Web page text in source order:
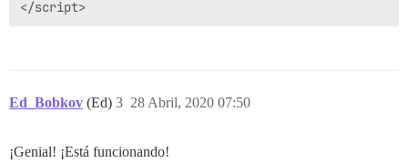
Ed_Bobkov (Ed) 28 Abril, 2020 07:50
3
¡Genial! ¡Está funcionando!